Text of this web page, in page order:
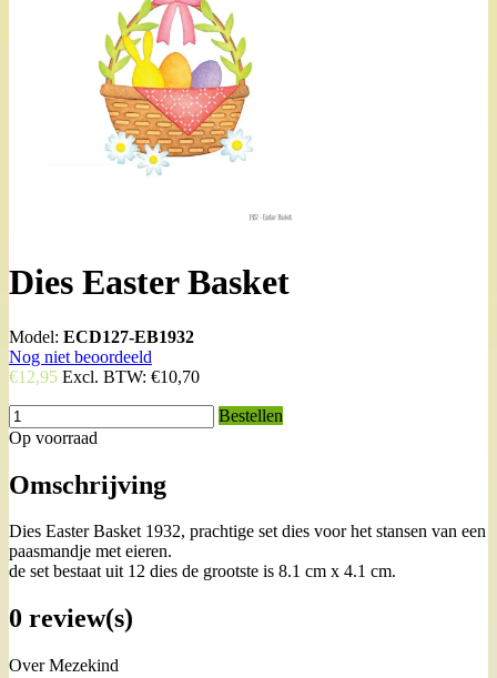
Dies Easter Basket
Model: ECD127-EB1932
Nog niet beoordeeld
€12,95 Excl. BTW: €10,70
Bestellen
Op voorraad
Omschrijving
Dies Easter Basket 1932, prachtige set dies voor het stansen van een
paasmandje met eieren.
de set bestaat uit 12 dies de grootste is 8.1 cm x 4.1 cm.
0 review(s)
Over Mezekind